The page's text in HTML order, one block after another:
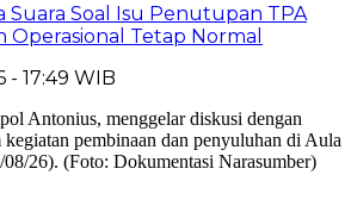
Suara Soal Isu Penutupan TPA
Operasional Tetap Normal
17:49 WIB